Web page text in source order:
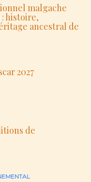
malgache
: histoire,
ancestral de
2027
de